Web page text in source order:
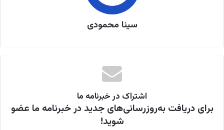
سینا محمودی
اشتراک در خبرنامه ما
برای دریافت به‌روزرسانی‌های جدید در خبرنامه ما عضو
شوید!